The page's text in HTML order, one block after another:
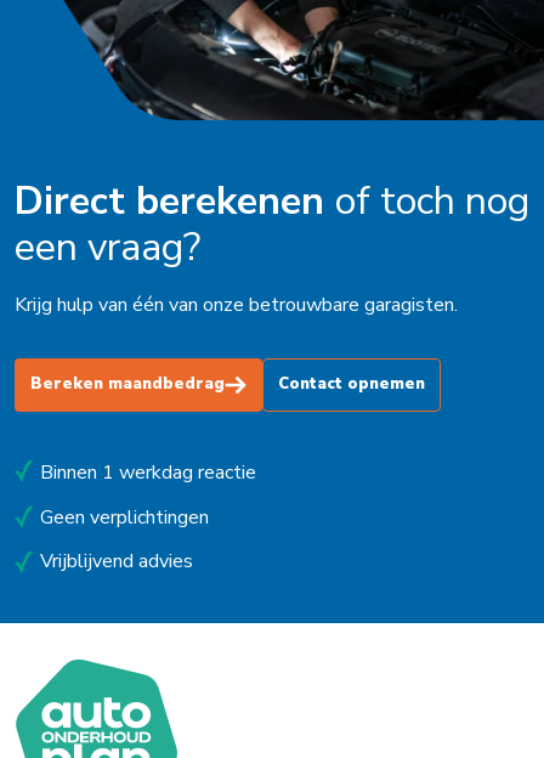
Direct berekenen of toch nog
een vraag?
Krijg hulp van één van onze betrouwbare garagisten.
Bereken maandbedrag Contact opnemen
Binnen 1 werkdag reactie
Geen verplichtingen
Vrijblijvend advies